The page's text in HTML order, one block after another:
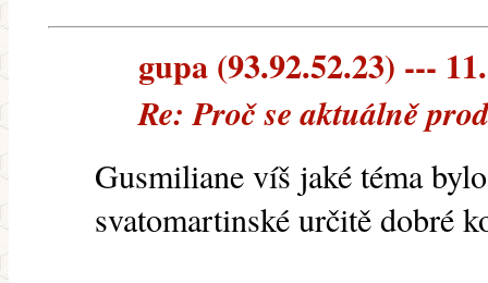
gupa (93.92.52.23) ---
Re: Proč se aktuálně
Gusmiliane víš jaké téma
svatomartinské určitě dobré